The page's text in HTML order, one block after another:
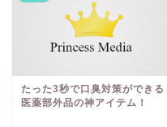
たった3秒で口臭対策ができる
医薬部外品の神アイテム！